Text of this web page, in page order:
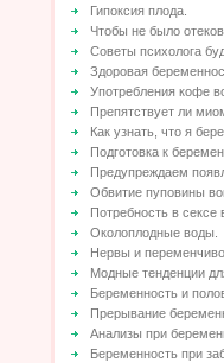
Гипоксия плода.
Чтобы не было отеков.
Советы психолога
Здоровая
Употребления кофе
Препятствует ли
Как узнать, что я
Подготовка к
Предупреждаем
Обвитие пуповины
Потребность в
Околоплодные воды.
Нервы и
Модные тенденции
Беременность и
Прерывание
Анализы при
Беременность при